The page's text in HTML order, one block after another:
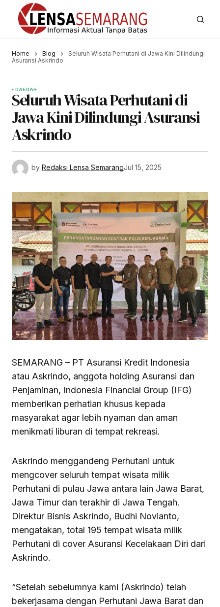
Home Blog
Seluruh Wisata Perhutani di Jawa Kini Dilindungi
Asuransi Askrindo
DAERAH
Seluruh Wisata Perhutani di
Jawa Kini Dilindungi Asuransi
Askrindo
by Redaksi Lensa SemarangJul 15, 2025
SEMARANG – PT Asuransi Kredit Indonesia
atau Askrindo, anggota holding Asuransi dan
Penjaminan, Indonesia Financial Group (IFG)
memberikan perhatian khusus kepada
masyarakat agar lebih nyaman dan aman
menikmati liburan di tempat rekreasi.
Askrindo menggandeng Perhutani untuk
mengcover seluruh tempat wisata milik
Perhutani di pulau Jawa antara lain Jawa Barat,
Jawa Timur dan terakhir di Jawa Tengah.
Direktur Bisnis Askrindo, Budhi Novianto,
mengatakan, total 195 tempat wisata milik
Perhutani di cover Asuransi Kecelakaan Diri dari
Askrindo.
“Setelah sebelumnya kami (Askrindo) telah
bekerjasama dengan Perhutani Jawa Barat dan